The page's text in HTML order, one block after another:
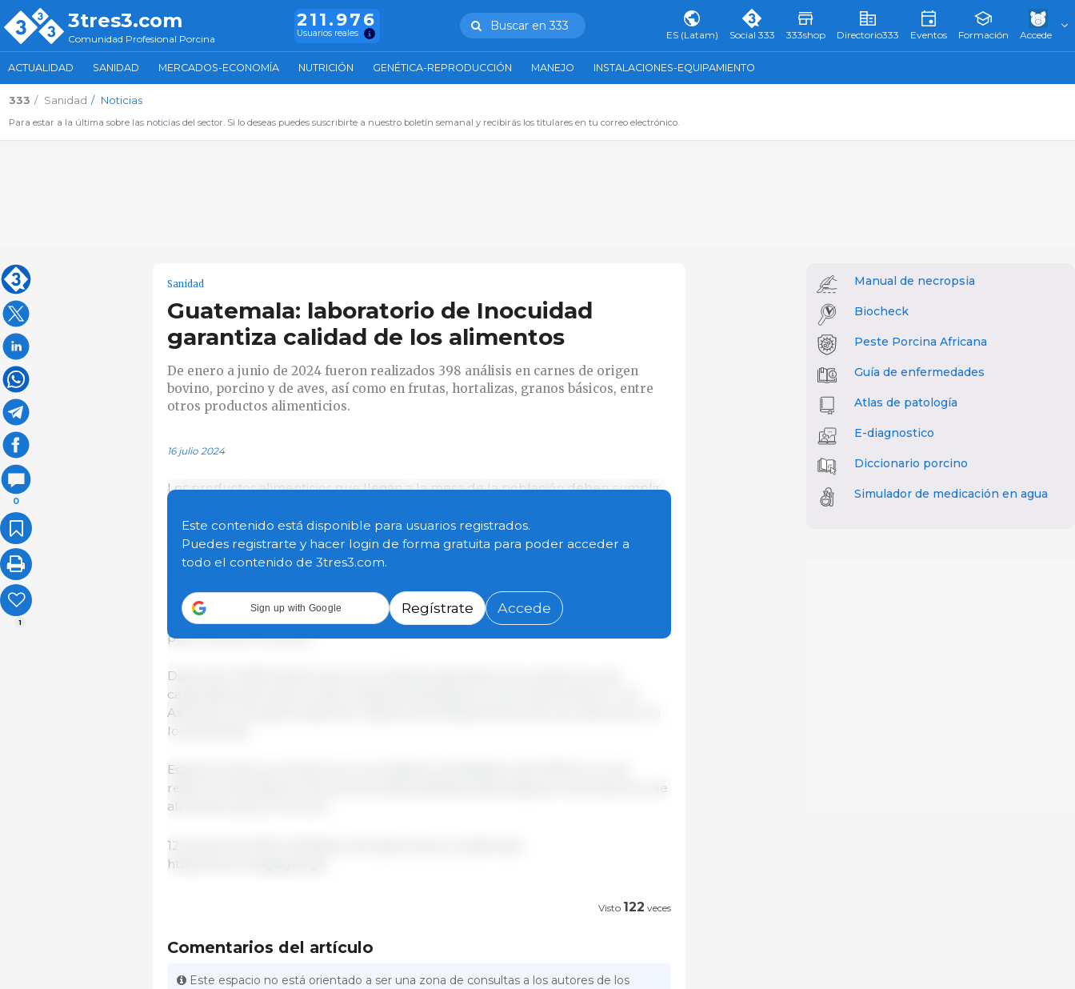
3tres3.com
Comunidad Profesional Porcina
211.976
Usuarios reales
Buscar en 333
ES (Latam) Social 333 333shop Directorio333 Eventos Formación Accede
ACTUALIDAD SANIDAD MERCADOS-ECONOMÍA NUTRICIÓN GENÉTICA-REPRODUCCIÓN MANEJO INSTALACIONES-EQUIPAMIENTO
333 Sanidad Noticias
Para estar a la última sobre las noticias del sector. Si lo deseas puedes suscribirte a nuestro boletín semanal y recibirás los titulares en tu correo electrónico.
0
1
Sanidad
Guatemala: laboratorio de Inocuidad
garantiza calidad de los alimentos
De enero a junio de 2024 fueron realizados 398 análisis en carnes de origen
bovino, porcino y de aves, así como en frutas, hortalizas, granos básicos, entre
otros productos alimenticios.
16 julio 2024
Los productos alimenticios que llegan a la mesa de la población deben cumplir
Inocuidad del Ministerio de Agricultura, Ganadería y Alimentación (MAGA), que
pertenece al Viceministerio de Sanidad Agropecuaria y Regulaciones (VISAR), se
examinan distintos tipos de alimentos.
Con dichos procesos y servicios, la cartera de agricultura apoya a los productores
y consumidores. Además, se asegura la inocuidad de los alimentos no procesados
para consumo humano.
Datos del VISAR indican que en el referido laboratorio se cuenta con una
capacidad para llevar a cabo análisis de patógenos como: Salmonella, E. coli.
Asimismo, se pueden detectar residuos de medicamentos de uso veterinario en
los alimentos.
Estas acciones se enmarcan en los objetivos estratégicos del MAGA, el cual
refiere a la facilitación de servicios especializados para asegurar la producción de
alimentos sanos e inocuos.
12 de julio de 2024 | Ministerio de Agricultura | Guatemala.
https://www.maga.gob.gt/
Este contenido está disponible para usuarios registrados.
Puedes registrarte y hacer login de forma gratuita para poder acceder a
todo el contenido de 3tres3.com.
Sign up with Google Regístrate Accede
Visto 122 veces
Comentarios del artículo
Este espacio no está orientado a ser una zona de consultas a los autores de los
Manual de necropsia
Biocheck
Peste Porcina Africana
Guía de enfermedades
Atlas de patología
E-diagnostico
Diccionario porcino
Simulador de medicación en agua